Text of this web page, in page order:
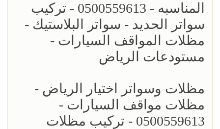
المناسبه - 0500559613 - تركيب
سواتر الحديد - سواتر البلاستيك -
مظلات المواقف السيارات -
مستودعات الرياض
مظلات وسواتر اختيار الرياض -
مظلات مواقف السيارات -
0500559613 - تركيب مظلات